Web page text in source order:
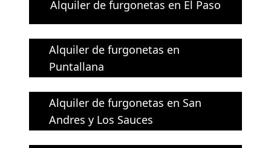
Alquiler de furgonetas en El Paso
Alquiler de furgonetas en
Puntallana
Alquiler de furgonetas en San
Andres y Los Sauces